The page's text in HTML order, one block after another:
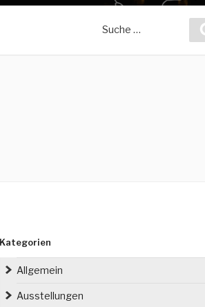
nach:
Kategorien
Allgemein
Ausstellungen